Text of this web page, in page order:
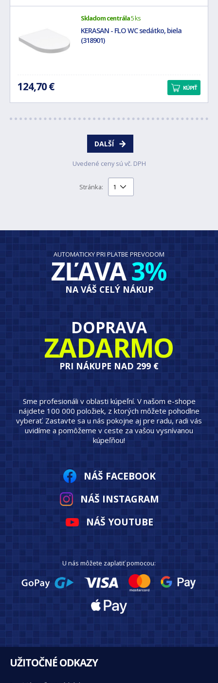
Skladom centrála5 ks
KERASAN - FLO WC sedátko, biela
(318901)
124,70 € KÚPIŤ
DALŠÍ
Uvedené ceny sú vč. DPH
Stránka:
AUTOMATICKY PRI PLATBE PREVODOM
ZĽAVA3%
NA VÁŠ CELÝ NÁKUP
DOPRAVA
ZADARMO
PRI NÁKUPE NAD 299 €
Sme profesionáli v oblasti kúpeľní. V našom e-shope
nájdete 100 000 položiek, z ktorých môžete pohodlne
vyberať. Zastavte sa u nás pokojne aj pre radu, radi vás
uvidíme a pomôžeme v ceste za vašou vysnívanou
kúpeľňou!
NÁŠ FACEBOOK
NÁŠ INSTAGRAM
NÁŠ YOUTUBE
U nás môžete zaplatiť pomocou:
UŽITOČNÉ ODKAZY